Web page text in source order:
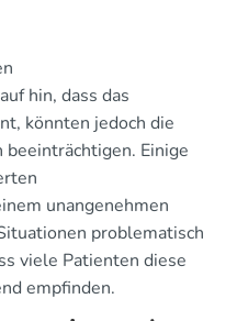
hin, dass das
könnten jedoch die
Einige
unangenehmen
problematisch
viele Patienten diese
empfinden.